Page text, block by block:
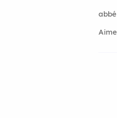
abbé